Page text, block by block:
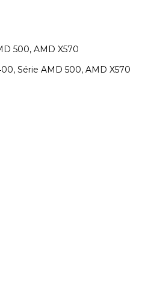
500, AMD X570
Série AMD 500, AMD X570